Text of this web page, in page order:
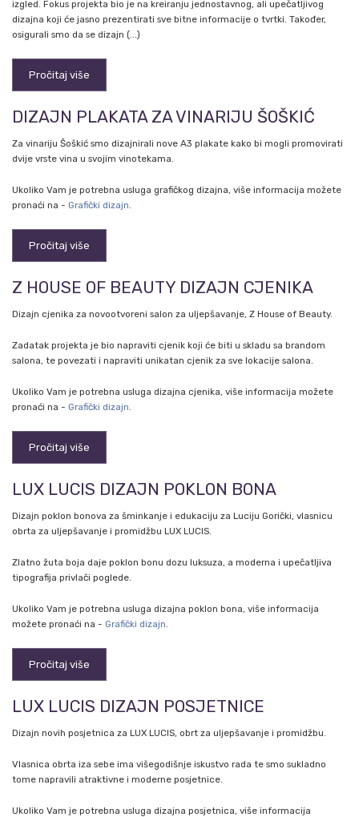
izgled. Fokus projekta bio je na kreiranju jednostavnog, ali upečatljivog
dizajna koji će jasno prezentirati sve bitne informacije o tvrtki. Također,
osigurali smo da se dizajn (...)
Pročitaj više
DIZAJN PLAKATA ZA VINARIJU ŠOŠKIĆ
Za vinariju Šoškić smo dizajnirali nove A3 plakate kako bi mogli promovirati
dvije vrste vina u svojim vinotekama.
Ukoliko Vam je potrebna usluga grafičkog dizajna, više informacija možete
pronaći na - Grafički dizajn.
Pročitaj više
Z HOUSE OF BEAUTY DIZAJN CJENIKA
Dizajn cjenika za novootvoreni salon za uljepšavanje, Z House of Beauty.
Zadatak projekta je bio napraviti cjenik koji će biti u skladu sa brandom
salona, te povezati i napraviti unikatan cjenik za sve lokacije salona.
Ukoliko Vam je potrebna usluga dizajna cjenika, više informacija možete
pronaći na - Grafički dizajn.
Pročitaj više
LUX LUCIS DIZAJN POKLON BONA
Dizajn poklon bonova za šminkanje i edukaciju za Luciju Gorički, vlasnicu
obrta za uljepšavanje i promidžbu LUX LUCIS.
Zlatno žuta boja daje poklon bonu dozu luksuza, a moderna i upečatljiva
tipografija privlači poglede.
Ukoliko Vam je potrebna usluga dizajna poklon bona, više informacija
možete pronaći na - Grafički dizajn.
Pročitaj više
LUX LUCIS DIZAJN POSJETNICE
Dizajn novih posjetnica za LUX LUCIS, obrt za uljepšavanje i promidžbu.
Vlasnica obrta iza sebe ima višegodišnje iskustvo rada te smo sukladno
tome napravili atraktivne i moderne posjetnice.
Ukoliko Vam je potrebna usluga dizajna posjetnica, više informacija